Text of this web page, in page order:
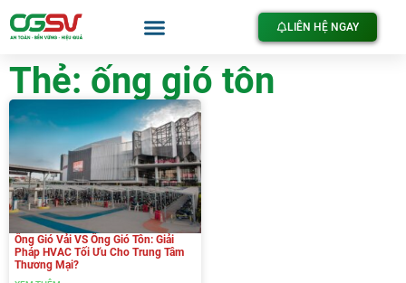
LIÊN HỆ NGAY
Thẻ: ống gió tôn
Ống Gió Vải VS Ống Gió Tôn: Giải
Pháp HVAC Tối Ưu Cho Trung Tâm
Thương Mại?